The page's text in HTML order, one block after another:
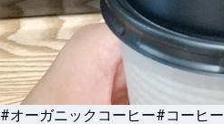
#オーガニックコーヒー#コーヒー